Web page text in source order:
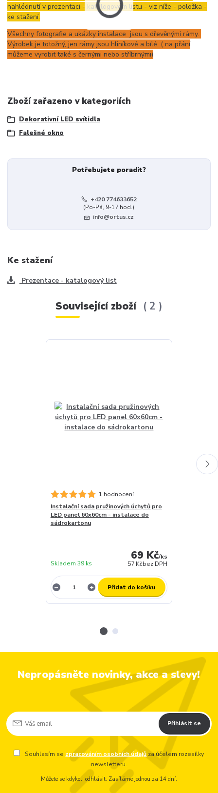
nahlédnutí v prezentaci - katalogovém listu - viz níže - položka -
ke stažení.
Všechny fotografie a ukázky instalace jsou s dřevěnými rámy.
Výrobek je totožný, jen rámy jsou hliníkové a bílé. ( na přání
můžeme vyrobit také s černými nebo stříbrnými)
Zboží zařazeno v kategoriích
Dekorativní LED svítidla
Falešné okno
Potřebujete poradit?
+420 774633652
(Po-Pá, 9-17 hod.)
info@ortus.cz
Ke stažení
Prezentace - katalogový list
Související zboží 2
1 hodnocení
Instalační sada pružinových úchytů pro
LED panel 60x60cm - instalace do
sádrokartonu
69 Kč/ks
57 Kčbez DPH
Skladem 39 ks
Přidat do košíku
Nepropásněte novinky, akce a slevy!
Přihlásit se
Souhlasím se zpracováním osobních údajů za účelem rozesílky
newsletteru.
Můžete se kdykoli odhlásit. Zasíláme jednou za 14 dní.